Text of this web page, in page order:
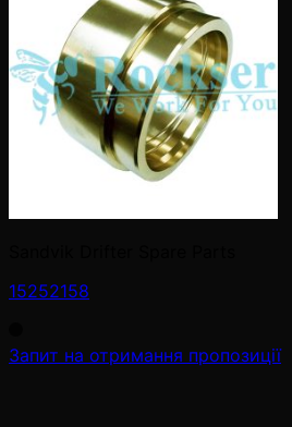
15252158
Запит на отримання пропозиції